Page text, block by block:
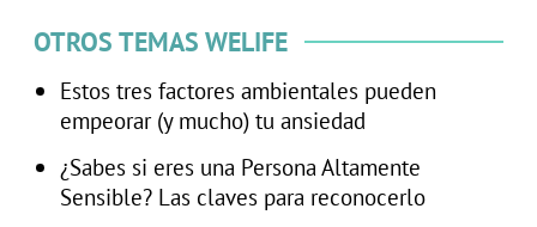
OTROS TEMAS WELIFE
Estos tres factores ambientales pueden
empeorar (y mucho) tu ansiedad
¿Sabes si eres una Persona Altamente
Sensible? Las claves para reconocerlo